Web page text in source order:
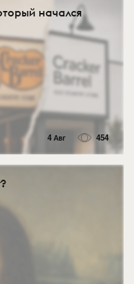
начался
4 Авг 454